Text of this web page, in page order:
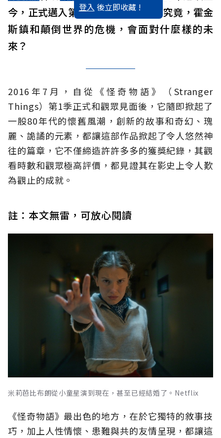
登入 後立即收藏 !
今，正式邁入第5季的史詩大結局，究竟，霍金
斯鎮和顛倒世界的危機，會面對什麼樣的未
來？
2016年7月，自從《怪奇物語》（Stranger
Things）第1季正式和觀眾見面後，它隨即掀起了
一股80年代的懷舊風潮，創新的故事和奇幻、瑰
麗、詭譎的元素，都讓這部作品掀起了令人悠然神
往的篇章，它不僅締造許許多多的獲獎紀錄，其觀
看時數和觀眾極高評價，都見證其在影史上令人歎
為觀止的成就。
註：本文無雷，可放心閱讀
米莉芭比布朗從小童星演到現在，甚至已經結婚了。Netflix
《怪奇物語》最出色的地方，在於它獨特的敘事技
巧，加上人性情懷、患難與共的友情呈現，都讓這